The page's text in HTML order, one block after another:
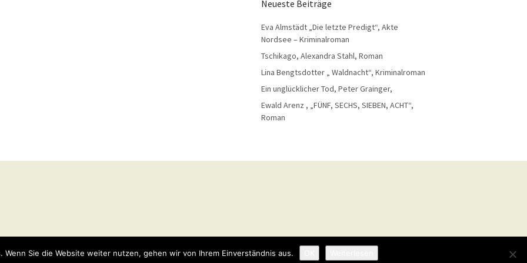
Neueste Beiträge
Eva Almstädt „Die letzte Predigt“, Akte
Nordsee – Kriminalroman
Tschikago, Alexandra Stahl, Roman
Lina Bengtsdotter „ Waldnacht“, Kriminalroman
Ein unglücklicher Tod, Peter Grainger,
Ewald Arenz , „FÜNF, SECHS, SIEBEN, ACHT“,
Roman
Wenn Sie die Website weiter nutzen, gehen wir von Ihrem Einverständnis aus.